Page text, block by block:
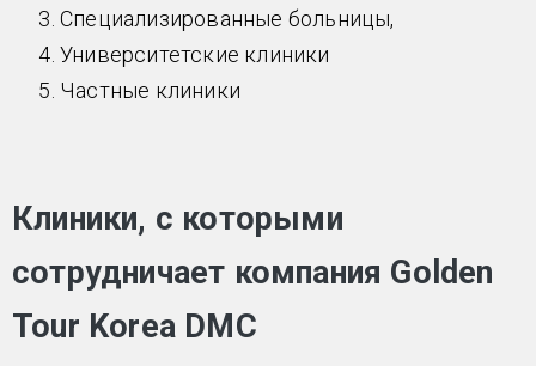
Специализированные больницы,
Университетские клиники
Частные клиники
Клиники, с которыми
сотрудничает компания Golden
Tour Korea DMC